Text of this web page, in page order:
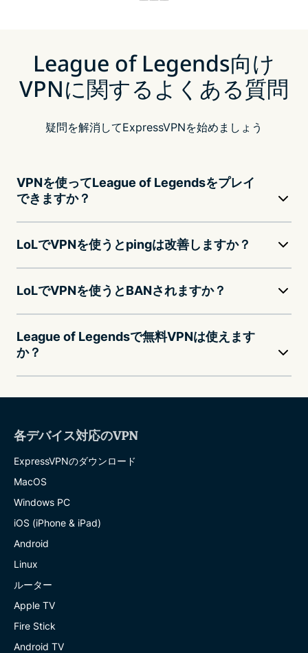
League of Legends向け
VPNに関するよくある質問
疑問を解消してExpressVPNを始めましょう
VPNを使ってLeague of Legendsをプレイ
できますか？
LoLでVPNを使うとpingは改善しますか？
LoLでVPNを使うとBANされますか？
League of Legendsで無料VPNは使えます
か？
各デバイス対応のVPN
ExpressVPNのダウンロード
MacOS
Windows PC
iOS (iPhone & iPad)
Android
Linux
ルーター
Apple TV
Fire Stick
Android TV